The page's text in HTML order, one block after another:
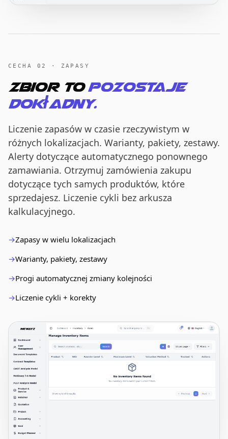
CECHA 02 · ZAPASY
Zbior topozostaje
dokładny.
Liczenie zapasów w czasie rzeczywistym w
różnych lokalizacjach. Warianty, pakiety, zestawy.
Alerty dotyczące automatycznego ponownego
zamawiania. Otrzymuj zamówienia zakupu
dotyczące tych samych produktów, które
sprzedajesz. Liczenie cykli bez arkusza
kalkulacyjnego.
Zapasy w wielu lokalizacjach
Warianty, pakiety, zestawy
Progi automatycznej zmiany kolejności
Liczenie cykli + korekty